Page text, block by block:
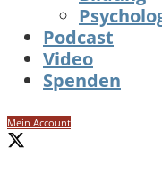
Podcast
Video
Spenden
Mein Account